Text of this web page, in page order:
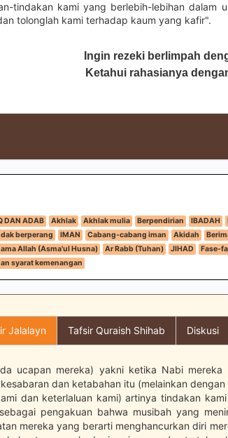
tindakan kami yang berlebih-lebihan dalam
tolonglah kami terhadap kaum yang kafir".
Ingin rezeki berlimpah
Ketahui rahasianya
DAN ADAB Akhlak Akhlak mulia Berpendirian IBADAH
berperang
IMAN Cabang-cabang iman Akidah
Allah (Asma'ul Husna)
Ar Rabb (Tuhan) JIHAD Fase-
syarat kemenangan
Jalalayn Tafsir Quraish Shihab Diskusi
ucapan mereka) yakni ketika Nabi
dan ketabahan itu (melainkan
dan keterlaluan kami) artinya tindakan
pengakuan bahwa musibah yang
mereka yang berarti menghancurkan diri